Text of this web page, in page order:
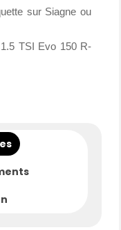
sur Siagne ou
TSI Evo 150 R-